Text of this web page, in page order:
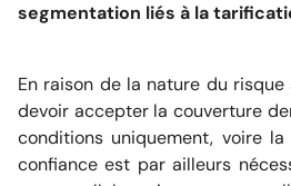
segmentation liés à la
En raison de la nature du risque
devoir accepter la couverture
conditions uniquement, voire
confiance est par ailleurs